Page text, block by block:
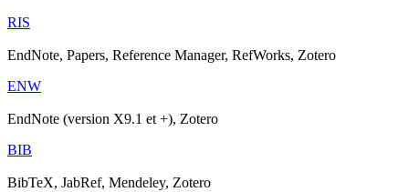
RIS
EndNote, Papers, Reference Manager, RefWorks, Zotero
ENW
EndNote (version X9.1 et +), Zotero
BIB
BibTeX, JabRef, Mendeley, Zotero